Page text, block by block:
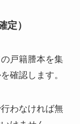
定）
戸籍謄本を集
確認します。
わなければ無